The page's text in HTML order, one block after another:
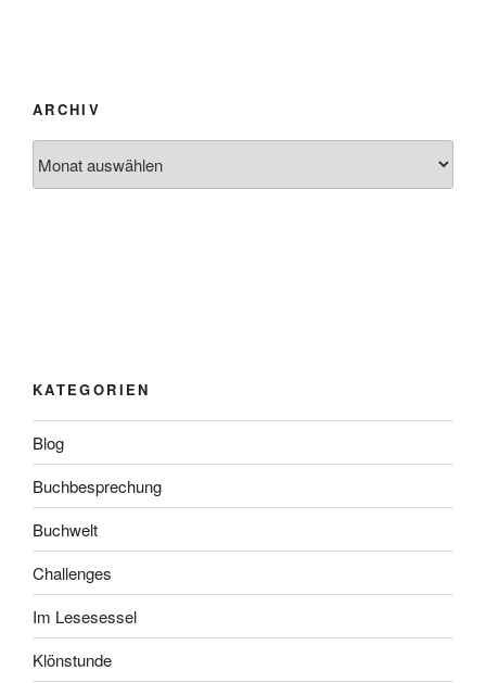
ARCHIV
KATEGORIEN
Blog
Buchbesprechung
Buchwelt
Challenges
Im Lesesessel
Klönstunde